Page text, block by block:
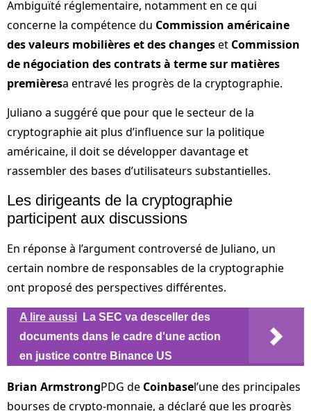
Ambiguïté réglementaire, notamment en ce qui
concerne la compétence du Commission américaine
des valeurs mobilières et des changeset Commission
de négociation des contrats à terme sur matières
premièresa entravé les progrès de la cryptographie.
Juliano a suggéré que pour que le secteur de la
cryptographie ait plus d’influence sur la politique
américaine, il doit se développer davantage et
rassembler des bases d’utilisateurs substantielles.
Les dirigeants de la cryptographie
participent aux discussions
En réponse à l’argument controversé de Juliano, un
certain nombre de responsables de la cryptographie
ont proposé des perspectives différentes.
A lire aussi
La SEC va desceller des
documents dans le cadre d'une action
en justice contre Binance US
Brian ArmstrongPDG de Coinbasel’une des principales
bourses de crypto-monnaie, a déclaré que les progrès